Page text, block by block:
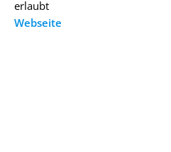
erlaubt
Webseite